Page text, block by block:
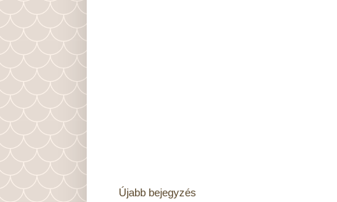
Újabb bejegyzés